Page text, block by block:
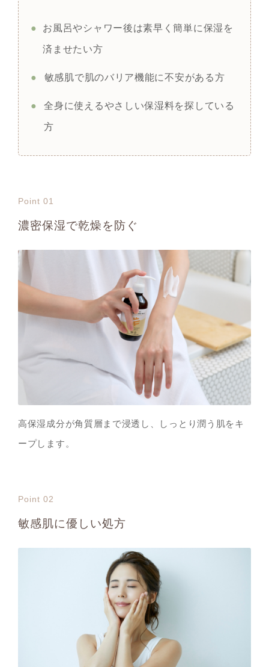
● お風呂やシャワー後は素早く簡単に保湿を
済ませたい方
● 敏感肌で肌のバリア機能に不安がある方
● 全身に使えるやさしい保湿料を探している
方
Point 01
濃密保湿で乾燥を防ぐ
高保湿成分が角質層まで浸透し、しっとり潤う肌をキ
ープします。
Point 02
敏感肌に優しい処方